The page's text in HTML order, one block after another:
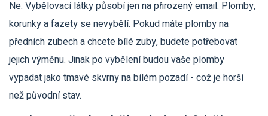
Ne. Vybělovací látky působí jen na přirozený email. Plomby,
korunky a fazety se nevybělí. Pokud máte plomby na
předních zubech a chcete bílé zuby, budete potřebovat
jejich výměnu. Jinak po vybělení budou vaše plomby
vypadat jako tmavé skvrny na bílém pozadí - což je horší
než původní stav.